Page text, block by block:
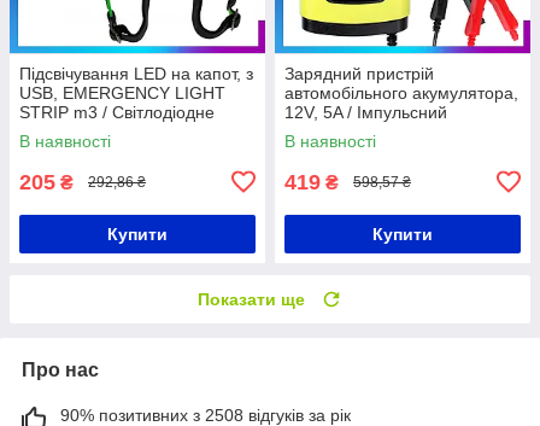
Підсвічування LED на капот, з
USB, EMERGENCY LIGHT
STRIP m3 / Світлодіодне
підсвічування для капота
автомобіля
В наявності
205 ₴ 292,86 ₴
Купити
Зарядний пристрій
автомобільного акумулятора,
12V, 5A / Імпульсний
автоматичний зарядний
пристрій
В наявності
419 ₴ 598,57 ₴
Купити
Показати ще
Про нас
90% позитивних з 2508 відгуків за рік